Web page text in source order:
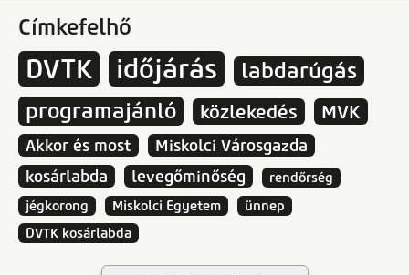
Címkefelhő
DVTK időjárás
labdarúgás
programajánló
közlekedés MVK
Akkor és most
Miskolci Városgazda
kosárlabda
levegőminőség
rendőrség
jégkorong
Miskolci Egyetem
ünnep
DVTK kosárlabda